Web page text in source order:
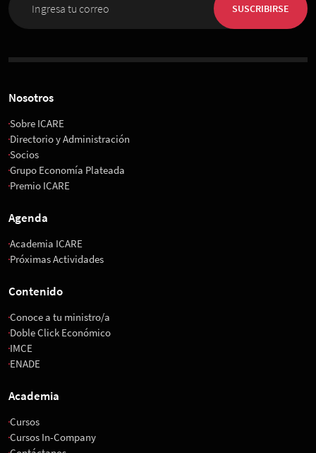
Espacio Riesco
SUSCRIBIRSE
Nosotros
Sobre ICARE
Directorio y Administración
Socios
Grupo Economía Plateada
Premio ICARE
Agenda
Academia ICARE
Próximas Actividades
Contenido
Conoce a tu ministro/a
Doble Click Económico
IMCE
ENADE
Academia
Cursos
Cursos In-Company